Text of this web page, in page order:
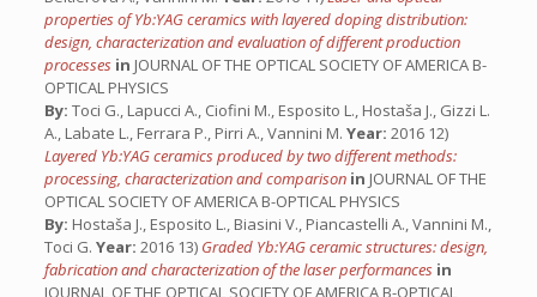
properties of Yb:YAG ceramics with layered doping distribution:
design, characterization and evaluation of different production
processes in JOURNAL OF THE OPTICAL SOCIETY OF AMERICA B-
OPTICAL PHYSICS
By: Toci G., Lapucci A., Ciofini M., Esposito L., Hostaša J., Gizzi L.
A., Labate L., Ferrara P., Pirri A., Vannini M. Year: 2016 12)
Layered Yb:YAG ceramics produced by two different methods:
processing, characterization and comparison in JOURNAL OF THE
OPTICAL SOCIETY OF AMERICA B-OPTICAL PHYSICS
By: Hostaša J., Esposito L., Biasini V., Piancastelli A., Vannini M.,
Toci G. Year: 2016 13) Graded Yb:YAG ceramic structures: design,
fabrication and characterization of the laser performances in
JOURNAL OF THE OPTICAL SOCIETY OF AMERICA B-OPTICAL